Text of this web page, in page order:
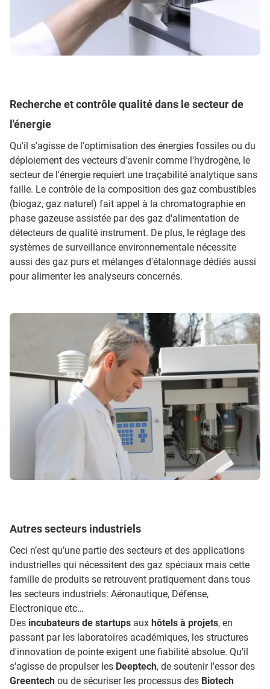
Recherche et contrôle qualité dans le secteur de
l'énergie
Qu'il s'agisse de l'optimisation des énergies fossiles ou du
déploiement des vecteurs d'avenir comme l'hydrogène, le
secteur de l'énergie requiert une traçabilité analytique sans
faille. Le contrôle de la composition des gaz combustibles
(biogaz, gaz naturel) fait appel à la chromatographie en
phase gazeuse assistée par des gaz d'alimentation de
détecteurs de qualité instrument. De plus, le réglage des
systèmes de surveillance environnementale nécessite
aussi des gaz purs et mélanges d'étalonnage dédiés aussi
pour alimenter les analyseurs concernés.
Autres secteurs industriels
Ceci n’est qu’une partie des secteurs et des applications
industrielles qui nécessitent des gaz spéciaux mais cette
famille de produits se retrouvent pratiquement dans tous
les secteurs industriels: Aéronautique, Défense,
Electronique etc…
Des incubateurs de startups aux hôtels à projets, en
passant par les laboratoires académiques, les structures
d'innovation de pointe exigent une fiabilité absolue. Qu’il
s'agisse de propulser les Deeptech, de soutenir l'essor des
Greentech ou de sécuriser les processus des Biotech